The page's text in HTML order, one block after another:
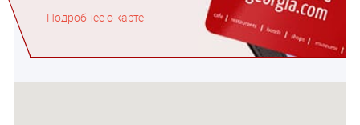
Подробнее о карте